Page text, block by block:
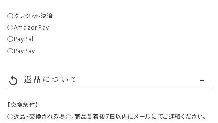
○クレジット決済
○AmazonPay
○PayPal
○PayPay
replay 返品について
【交換条件】
○返品・交換される場合、商品到着後7日以内にメールにてご連絡ください。